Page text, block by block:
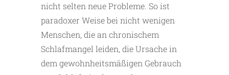
nicht selten neue Probleme. So ist
paradoxer Weise bei nicht wenigen
Menschen, die an chronischem
Schlafmangel leiden, die Ursache in
dem gewohnheitsmäßigen Gebrauch